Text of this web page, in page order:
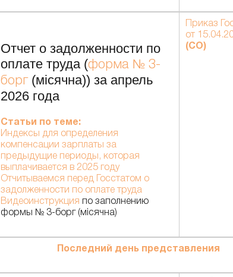
Отчет о задолженности по
оплате труда (форма № 3-
борг(місячна)) за апрель
2026 года
Статьи по теме:
Индексы для определения
компенсации зарплаты за
предыдущие периоды, которая
выплачивается в 2025 году
Отчитываемся перед Госстатом о
задолженности по оплате труда
Видеоинструкция по заполнению
формы № 3-борг (місячна)
Приказ
от
(СО)
Последний день представления